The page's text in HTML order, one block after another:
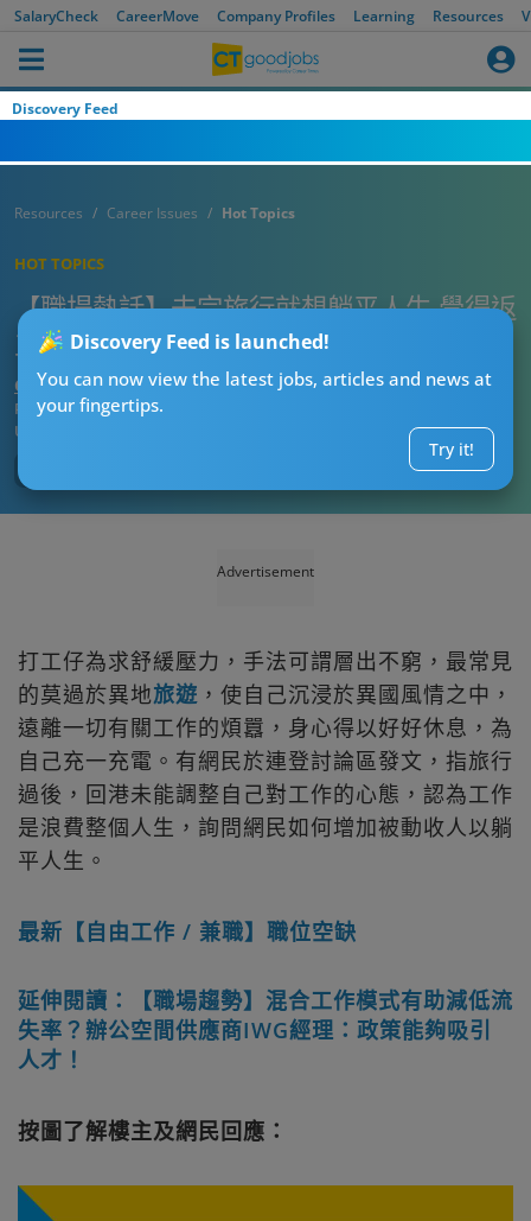
SalaryCheck CareerMove Company Profiles Learning Resources
Discovery Feed
Discovery Feed is launched!
You can now view the latest jobs, articles and news at
your fingertips.
Try it!
Resources Career Issues Hot Topics
HOT TOPICS
【職場熱話】去完旅行就想躺平人生 覺得返
工浪費緊人生！網民：你可以做數位遊牧！
CTgoodjobs’ Editor
Published:2023-09-27
Updated:
Advertisement
打工仔為求舒緩壓力，手法可謂層出不窮，最常見
的莫過於異地旅遊 ，使自己沉浸於異國風情之中，
遠離一切有關工作的煩囂，身心得以好好休息，為
自己充一充電。有網民於連登討論區發文，指旅行
過後，回港未能調整自己對工作的心態，認為工作
是浪費整個人生，詢問網民如何增加被動收人以躺
平人生。
最新【自由工作 / 兼職】職位空缺
延伸閱讀：【職場趨勢】混合工作模式有助減低流
失率？辦公空間供應商IWG經理：政策能夠吸引
人才！
按圖了解樓主及網民回應：